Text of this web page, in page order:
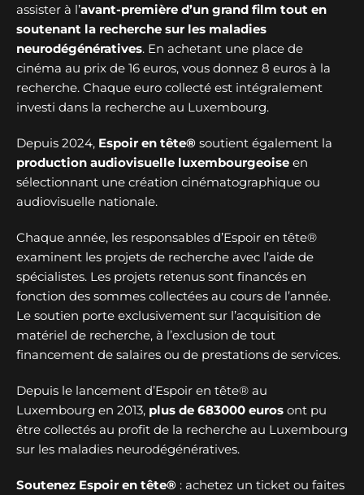
assister à l’avant-première d’un grand film tout en
soutenant la recherche sur les maladies
neurodégénératives. En achetant une place de
cinéma au prix de 16 euros, vous donnez 8 euros à la
recherche. Chaque euro collecté est intégralement
investi dans la recherche au Luxembourg.
Depuis 2024, Espoir en tête® soutient également la
production audiovisuelle luxembourgeoise en
sélectionnant une création cinématographique ou
audiovisuelle nationale.
Chaque année, les responsables d’Espoir en tête®
examinent les projets de recherche avec l’aide de
spécialistes. Les projets retenus sont financés en
fonction des sommes collectées au cours de l’année.
Le soutien porte exclusivement sur l’acquisition de
matériel de recherche, à l’exclusion de tout
financement de salaires ou de prestations de services.
Depuis le lancement d’Espoir en tête® au
Luxembourg en 2013, plus de 683000 euros ont pu
être collectés au profit de la recherche au Luxembourg
sur les maladies neurodégénératives.
Soutenez Espoir en tête® : achetez un ticket ou faites